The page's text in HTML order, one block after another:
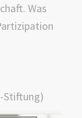
Was
Stiftung)